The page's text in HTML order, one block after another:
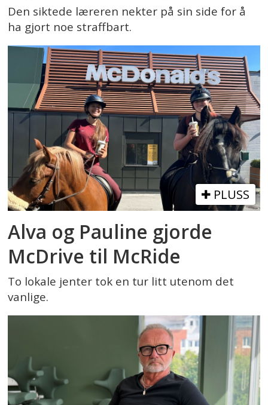
Den siktede læreren nekter på sin side for å
ha gjort noe straffbart.
PLUSS
Alva og Pauline gjorde
McDrive til McRide
To lokale jenter tok en tur litt utenom det
vanlige.